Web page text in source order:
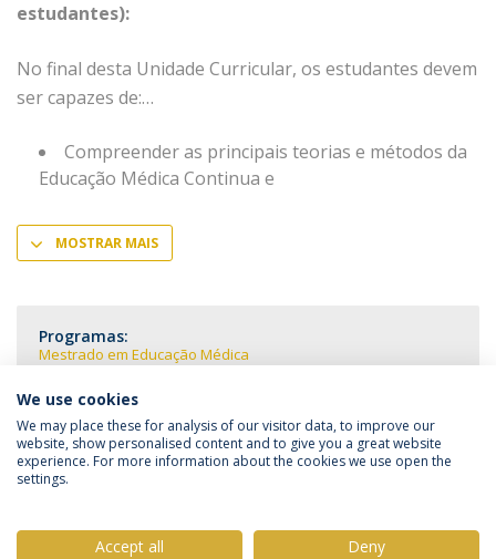
estudantes):
No final desta Unidade Curricular, os estudantes devem
ser capazes de:
Compreender as principais teorias e métodos da
Educação Médica Continua e
MOSTRAR MAIS
Programas:
Mestrado em Educação Médica
Política de Privacidade
Termos & Condições
We use cookies
We may place these for analysis of our visitor data, to improve our
website, show personalised content and to give you a great website
experience. For more information about the cookies we use open the
settings.
Accept all Deny